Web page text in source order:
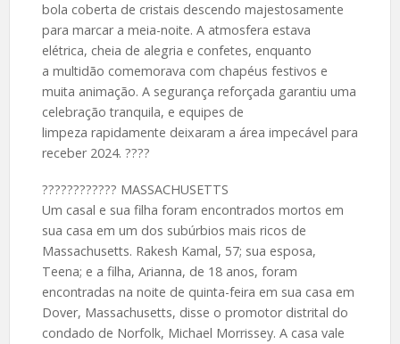
bola coberta de cristais descendo majestosamente
para marcar a meia-noite. A atmosfera estava
elétrica, cheia de alegria e confetes, enquanto
a multidão comemorava com chapéus festivos e
muita animação. A segurança reforçada garantiu uma
celebração tranquila, e equipes de
limpeza rapidamente deixaram a área impecável para
receber 2024. ????
????️???????? MASSACHUSETTS
Um casal e sua filha foram encontrados mortos em
sua casa em um dos subúrbios mais ricos de
Massachusetts. Rakesh Kamal, 57; sua esposa,
Teena; e a filha, Arianna, de 18 anos, foram
encontradas na noite de quinta-feira em sua casa em
Dover, Massachusetts, disse o promotor distrital do
condado de Norfolk, Michael Morrissey. A casa vale